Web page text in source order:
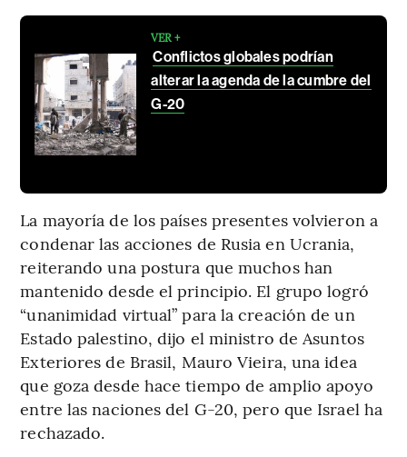
VER +
Conflictos globales podrían
alterar la agenda de la cumbre del
G-20
La mayoría de los países presentes volvieron a
condenar las acciones de Rusia en Ucrania,
reiterando una postura que muchos han
mantenido desde el principio. El grupo logró
“unanimidad virtual” para la creación de un
Estado palestino, dijo el ministro de Asuntos
Exteriores de Brasil, Mauro Vieira, una idea
que goza desde hace tiempo de amplio apoyo
entre las naciones del G-20, pero que Israel ha
rechazado.